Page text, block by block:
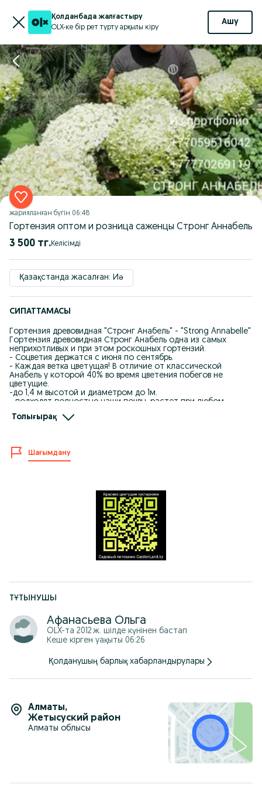
Қолданбада жалғастыру
OLX-ке бір рет түрту арқылы кіру
Ашу
жарияланған бүгін 06:48
Гортензия оптом и розница саженцы Стронг Аннабель
3 500 тг. Келісімді
Қазақстанда жасалған: Иә
СИПАТТАМАСЫ
Гортензия древовидная "Стронг Анабель" - "Strong Annabelle"
Гортензия древовидная Стронг Анабель одна из самых
неприхотливых и при этом роскошных гортензий.
- Соцветия держатся с июня по сентябрь.
- Каждая ветка цветущая! В отличие от классической
Анабель у которой 40% во время цветения побегов не
цветущие.
-до 1,4 м высотой и диаметром до 1м.
- подходят полностью наши почвы. растет при любом
- Повышена зимостойкостью и устойчивостью к болезням.
Шапки- соцветия не поникают вниз и не требуют опоры, как,
например, обычный сорт "Анабель".
- крепкие, сильные побеги не сгибаются под тяжестью
Саженцы от 3500тг до 12000тг цветущие
Прекрасно подходят наши почвы.
Толығырақ
Шағымдану
ТҰТЫНУШЫ
Афанасьева Ольга
OLX-та 2012 ж. шілде күнінен бастап
Кеше кірген уақыты 06:26
Қолданушың барлық хабарландырулары
Алматы,
Жетысуский район
Алматы облысы